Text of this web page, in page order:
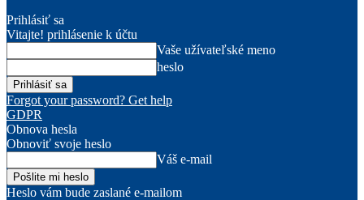
Prihlásiť sa
Vitajte! prihlásenie k účtu
Vaše užívateľské meno
heslo
Forgot your password? Get help
GDPR
Obnova hesla
Obnoviť svoje heslo
Váš e-mail
Heslo vám bude zaslané e-mailom